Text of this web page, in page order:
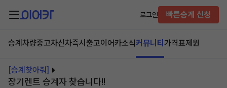
로그인 빠른승계 신청
승계차량중고차신차즉시출고이어카소식커뮤니티 가격표제원
[승계찾아줘]
장기렌트 승계자 찾습니다!!